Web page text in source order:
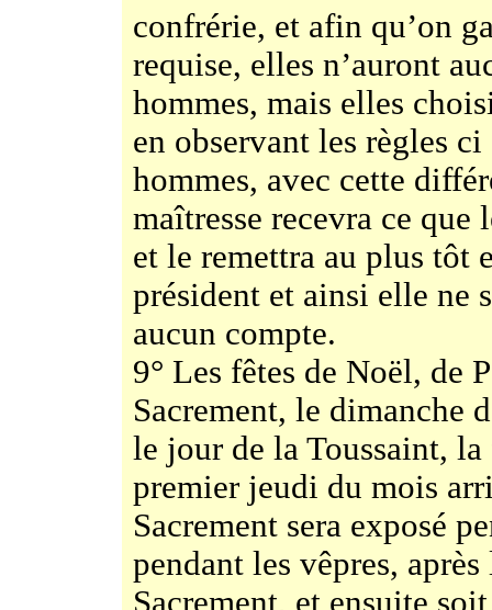
confrérie, et afin qu’on
requise, elles n’auront
hommes, mais elles
en observant les règles
hommes, avec cette
maîtresse recevra ce
et le remettra au plus tôt
président et ainsi elle ne
aucun compte.
9° Les fêtes de Noël, de
Sacrement, le dimanche
le jour de la Toussaint,
premier jeudi du mois
Sacrement sera exposé
pendant les vêpres,
Sacrement, et ensuite